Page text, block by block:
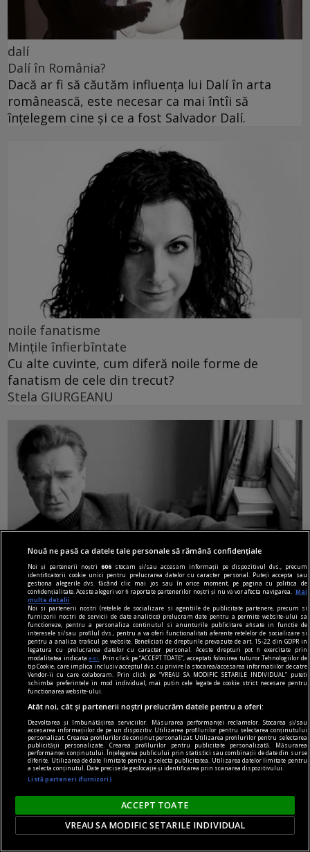
dalí
Dalí în România?
Dacă ar fi să căutăm influența lui Dalí în arta
românească, este necesar ca mai întîi să
înțelegem cine și ce a fost Salvador Dalí.
noile fanatisme
Mințile înfierbîntate
Cu alte cuvinte, cum diferă noile forme de
fanatism de cele din trecut?
Stela GIURGEANU
noile fanatisme
Dragă Domnule Cioran,
Pe vremuri, m-ați fi vrut arestat; acum, trebuie
să-mi acceptați o „distanță ironică de destinul
nostru”. Vai, lumea merge înainte cu „semi-
idealuri”!
Nouă ne pasă ca datele tale personale să rămână confidențiale
Noi și partenerii noștri606 stocăm și/sau accesăm informații pe dispozitivul dvs., precum
identificatorii cookie unici pentru prelucrarea datelor cu caracter personal. Puteți accepta sau
gestiona alegerile dvs. făcând clic mai jos sau în orice moment, pe pagina cu politica de
confidențialitate. Aceste alegeri vor fi raportate partenerilor noștri și nu vă vor afecta navigarea.
Mai
multe detalii
Noi si partenerii nostri (retelele de socializare si agentiile de publicitate partenere, precum si
furnizorii nostri de servicii de date analitice) prelucram date pentru a permite website-ului sa
functioneze, pentru a personaliza continutul si anunturile publicitare afisate in functie de
interesele si/sau profilul dvs., pentru a va oferi functionalitati aferente retelelor de socializare si
pentru a analiza traficul pe website. Beneficiati de drepturile prevazute de art. 15-22 din GDPR in
legatura cu prelucrarea datelor cu caracter personal. Aceste drepturi pot fi exercitate prin
modalitatea indicataaici
. Prin click pe “ACCEPT TOATE”, acceptati folosirea tuturor Tehnologiilor de
tip Cookie, care implica inclusiv acceptul dvs. cu privire la stocarea/accesarea informatiilor de catre
Vendor-ii cu care colaboram. Prin click pe “VREAU SA MODIFIC SETARILE INDIVIDUAL” puteti
schimba preferintele in mod individual, mai putin cele legate de cookie strict necesare pentru
functionarea website-ului.
Atât noi, cât și partenerii noștri prelucrăm datele pentru a oferi:
Dezvoltarea și îmbunătățirea serviciilor. Măsurarea performanței reclamelor. Stocarea și/sau
accesarea informațiilor de pe un dispozitiv. Utilizarea profilurilor pentru selectarea conținutului
personalizat. Crearea profilurilor de conținut personalizat. Utilizarea profilurilor pentru selectarea
publicității personalizate. Crearea profilurilor pentru publicitate personalizată. Măsurarea
performanței conținutului. Înțelegerea publicului prin statistici sau combinații de date din surse
diferite. Utilizarea de date limitate pentru a selecta publicitatea. Utilizarea datelor limitate pentru
a selecta conținutul. Date precise de geolocație și identificarea prin scanarea dispozitivului.
Listă parteneri (furnizori)
ACCEPT TOATE
VREAU SA MODIFIC SETARILE INDIVIDUAL